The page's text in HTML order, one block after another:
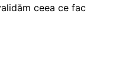
ceea ce fac